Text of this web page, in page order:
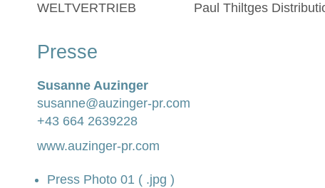
WELTVERTRIEB
Paul Thiltges
Presse
Susanne Auzinger
susanne@auzinger-pr.com
+43 664 2639228
www.auzinger-pr.com
Press Photo 01 ( .jpg )